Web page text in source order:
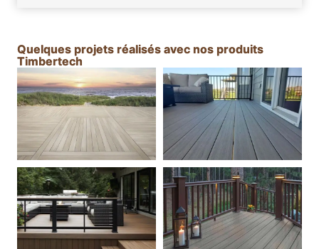
Quelques projets réalisés avec nos produits
Timbertech